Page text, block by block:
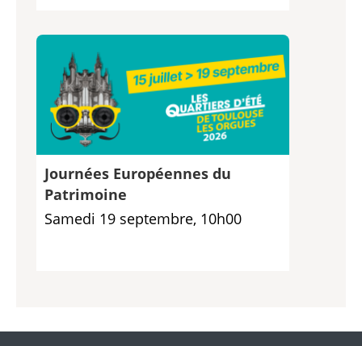
Journées Européennes du
Patrimoine
Samedi 19 septembre, 10h00